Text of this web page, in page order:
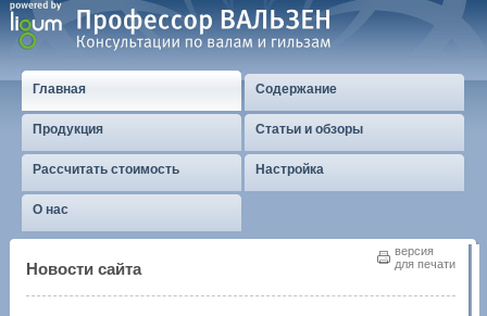
Главная Содержание
Продукция Статьи и обзоры
Рассчитать стоимость Настройка
О нас
версия
для печати
Новости сайта